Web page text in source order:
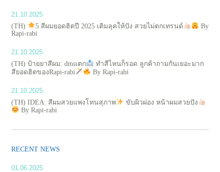
21.10.2025
(TH)
5 สีผมยอดฮิตปี 2025 เติมลุคให้ปัง สวยไม่ตกเทรนด์
By
Rapi-rabi
21.10.2025
(TH) ป้ายยาสีผม: dmแตก
ทำสีไหนก็รอด ลูกค้าถามกันเยอะมาก
สียอดฮิตของRapi-rabi
By Rapi-rabi
21.10.2025
(TH) IDEA: สีผมสวยแพงโทนสุภาพ
ขับผิวผ่อง หน้าผมสวยปัง
By Rapi-rabi
RECENT NEWS
01.06.2025